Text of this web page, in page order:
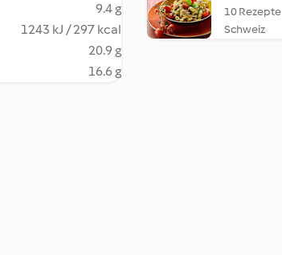
9.4 g
1243 kJ / 297 kcal
20.9 g
16.6 g
10 Rezepte
Schweiz